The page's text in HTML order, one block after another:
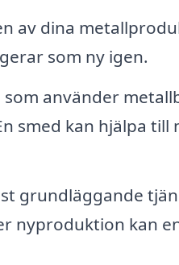
av dina
som ny igen.
använder
smed kan hjälpa till
grundläggande
nyproduktion kan